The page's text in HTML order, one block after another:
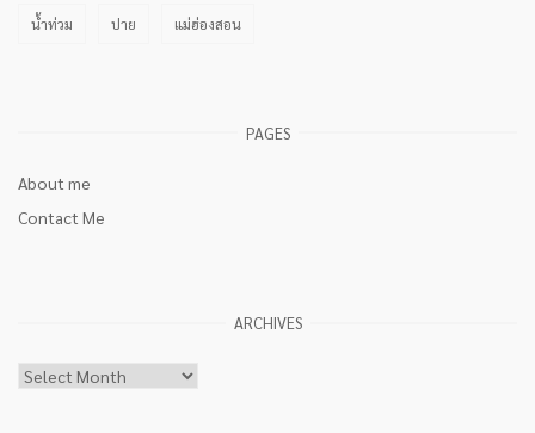
น้ำท่วม ปาย แม่ฮ่องสอน
PAGES
About me
Contact Me
ARCHIVES
Archives